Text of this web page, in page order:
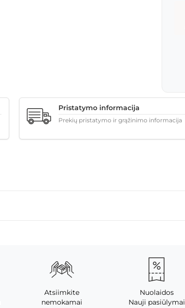
Pristatymo informacija
Prekių pristatymo ir grąžinimo informacija
Atsiimkite
nemokamai
Nuolaidos
Nauji pasiūlymai